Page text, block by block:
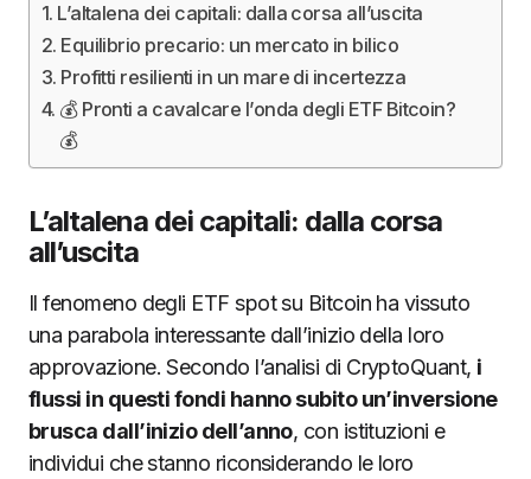
L’altalena dei capitali: dalla corsa all’uscita
Equilibrio precario: un mercato in bilico
Profitti resilienti in un mare di incertezza
💰 Pronti a cavalcare l’onda degli ETF Bitcoin?
💰
L’altalena dei capitali: dalla corsa
all’uscita
Il fenomeno degli ETF spot su Bitcoin ha vissuto
una parabola interessante dall’inizio della loro
approvazione. Secondo l’analisi di CryptoQuant, i
flussi in questi fondi hanno subito un’inversione
brusca dall’inizio dell’anno, con istituzioni e
individui che stanno riconsiderando le loro